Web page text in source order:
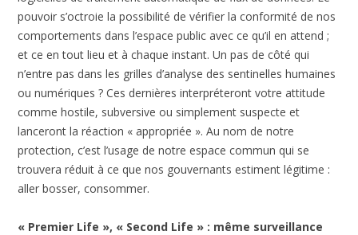
pouvoir s’octroie la possibilité de vérifier la conformité de nos
comportements dans l’espace public avec ce qu’il en attend ;
et ce en tout lieu et à chaque instant. Un pas de côté qui
n’entre pas dans les grilles d’analyse des sentinelles humaines
ou numériques ? Ces dernières interpréteront votre attitude
comme hostile, subversive ou simplement suspecte et
lanceront la réaction « appropriée ». Au nom de notre
protection, c’est l’usage de notre espace commun qui se
trouvera réduit à ce que nos gouvernants estiment légitime :
aller bosser, consommer.
« Premier Life », « Second Life » : même surveillance